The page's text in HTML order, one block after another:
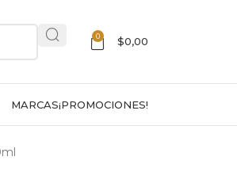
0 $0,00
MARCAS¡PROMOCIONES!